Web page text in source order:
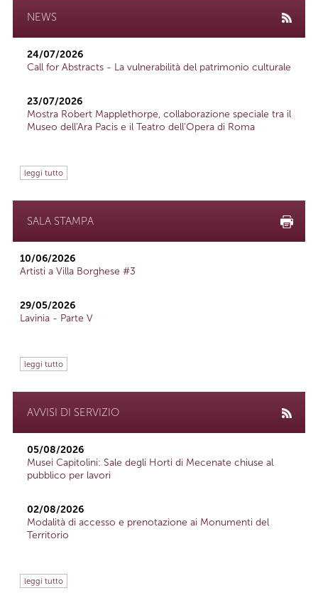
NEWS
24/07/2026
Call for Abstracts - La vulnerabilità del patrimonio culturale
23/07/2026
Mostra Robert Mapplethorpe, collaborazione speciale tra il
Museo dell'Ara Pacis e il Teatro dell'Opera di Roma
leggi tutto
SALA STAMPA
10/06/2026
Artisti a Villa Borghese #3
29/05/2026
Lavinia - Parte V
leggi tutto
AVVISI DI SERVIZIO
05/08/2026
Musei Capitolini: Sale degli Horti di Mecenate chiuse al
pubblico per lavori
02/08/2026
Modalità di accesso e prenotazione ai Monumenti del
Territorio
leggi tutto